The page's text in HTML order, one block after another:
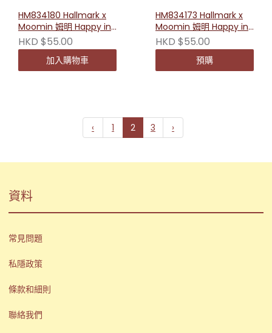
HM834180 Hallmark x
Moomin 姆明 Happy in
Nature系列Memo（一起
去遊玩）
HKD $55.00
加入購物車
HM834173 Hallmark x
Moomin 姆明 Happy in
Nature系列Memo（小美
的花園）
HKD $55.00
預購
‹ 1 2 3 ›
資料
常見問題
私隱政策
條款和細則
聯絡我們